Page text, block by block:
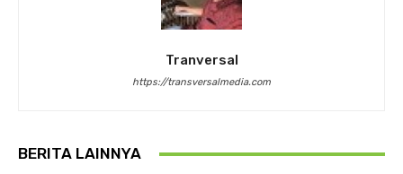
Tranversal
https://transversalmedia.com
BERITA LAINNYA